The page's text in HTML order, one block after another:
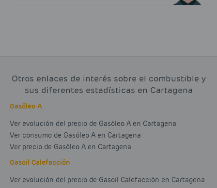
Otros enlaces de interés sobre el combustible y
sus diferentes estadísticas en Cartagena
Gasóleo A
Ver evolución del precio de Gasóleo A en Cartagena
Ver consumo de Gasóleo A en Cartagena
Ver precio de Gasóleo A en Cartagena
Gasoil Calefacción
Ver evolución del precio de Gasoil Calefacción en Cartagena